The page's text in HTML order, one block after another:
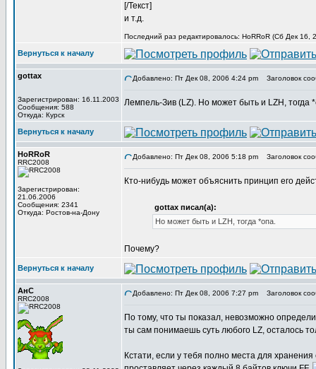
[/Текст]
и т.д.
Последний раз редактировалось: HoRRoR (Сб Дек 16,
Вернуться к началу
gottax
Зарегистрирован: 16.11.2003
Сообщения: 588
Откуда: Курск
Добавлено: Пт Дек 08, 2006 4:24 pm Заголовок
Лемпель-Зив (LZ). Но может быть и LZH, тогда
Вернуться к началу
HoRRoR
RRC2008
Зарегистрирован:
21.06.2006
Сообщения: 2341
Откуда: Ростов-на-Дону
Добавлено: Пт Дек 08, 2006 5:18 pm Заголовок
Кто-нибудь может объяснить принцип его
gottax писал(а):
Но может быть и LZH, тогда *опа.
Почему?
Вернуться к началу
АнС
RRC2008
Добавлено: Пт Дек 08, 2006 7:27 pm Заголовок
По тому, что ты показал, невозможно
ты сам понимаешь суть любого LZ, осталось
Кстати, если у тебя полно места для